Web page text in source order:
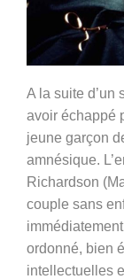
A la suite d’un
avoir échappé
jeune garçon
amnésique.
Richardson
couple sans
ordonné, bien
intellectuelles